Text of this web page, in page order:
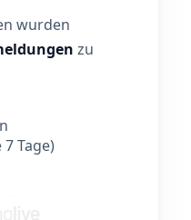
wurden
zu
Tage)